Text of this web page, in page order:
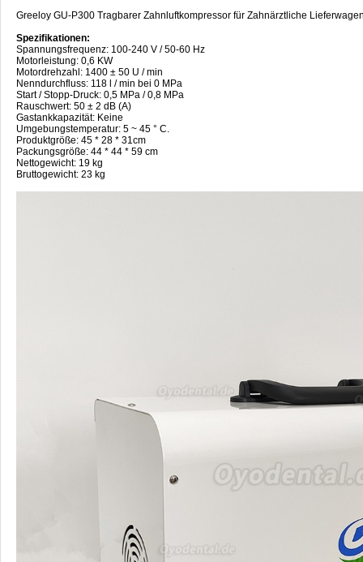
Greeloy GU-P300 Tragbarer Zahnluftkompressor für Zahnärztliche
Spezifikationen:
Spannungsfrequenz: 100-240 V / 50-60 Hz
Motorleistung: 0,6 KW
Motordrehzahl: 1400 ± 50 U / min
Nenndurchfluss: 118 l / min bei 0 MPa
Start / Stopp-Druck: 0,5 MPa / 0,8 MPa
Rauschwert: 50 ± 2 dB (A)
Gastankkapazität: Keine
Umgebungstemperatur: 5 ~ 45 ° C.
Produktgröße: 45 * 28 * 31cm
Packungsgröße: 44 * 44 * 59 cm
Nettogewicht: 19 kg
Bruttogewicht: 23 kg